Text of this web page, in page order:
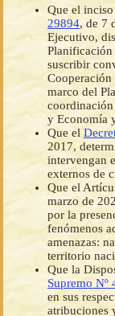
Que el
29894, de 7
Ejecutivo,
Planificación
suscribir
marco del
y Economía
Que el
2017,
intervengan
externos de
Que el
marzo de
por la
fenómenos
amenazas:
territorio
Que la
Supremo Nº
en sus
atribuciones